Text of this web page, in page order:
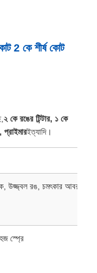
2 কে শীর্ষ কোট
২ কে রঙের টিন্টার, ১ কে
প্রাইমারইত্যাদি।
উজ্জ্বল রঙ, চমৎকার আবরণ
স্প্রে